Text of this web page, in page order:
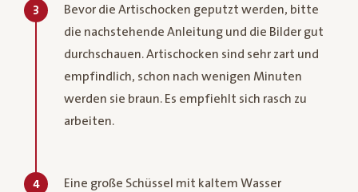
3
Bevor die Artischocken geputzt werden, bitte
die nachstehende Anleitung und die Bilder gut
durchschauen. Artischocken sind sehr zart und
empfindlich, schon nach wenigen Minuten
werden sie braun. Es empfiehlt sich rasch zu
arbeiten.
4
Eine große Schüssel mit kaltem Wasser